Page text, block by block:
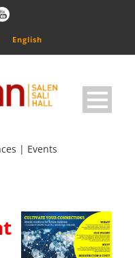
English
| Events